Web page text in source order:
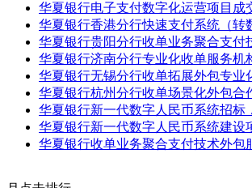
华夏银行电子支付数字化运营项目成
华夏银行香港分行快速支付系统（转
华夏银行贵阳分行收单业务聚合支
华夏银行济南分行专业化收单服务机
华夏银行无锡分行收单拓展外包专业
华夏银行杭州分行收单场景化外包
华夏银行新一代数字人民币系统招标
华夏银行新一代数字人民币系统建设
华夏银行收单业务聚合支付技术外包